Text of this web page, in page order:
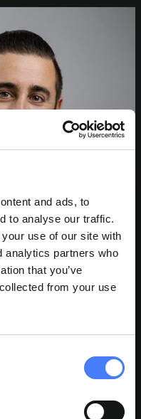
and ads, to
to analyse our traffic.
use of our site with
analytics partners who
that you’ve
from your use